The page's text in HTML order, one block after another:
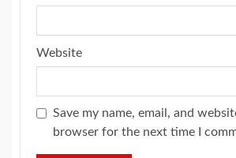
Website
Save my name, email, and
browser for the next time I